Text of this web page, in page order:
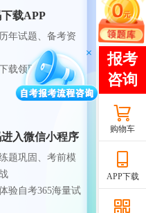
载APP
年试题、备考资
载领取
入微信小程序
题巩固、考前模
验自考365海量试
购物车
APP下载